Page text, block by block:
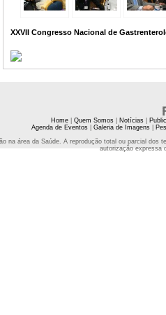
XXVII Congresso Nacional de
Home| Quem Somos| Notícias|
Agenda de Eventos| Galeria de Imagens|
na área da Saúde. A reprodução total ou parcial
autorização expressa